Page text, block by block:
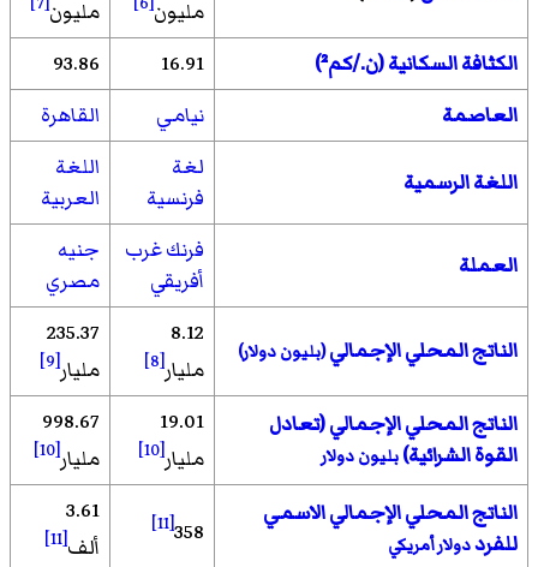
مليون
مليون
الكثافة السكانية (ن./كم²) 16.91
93.86
العاصمة
نيامي القاهرة
اللغة الرسمية
لغة
فرنسية
اللغة
العربية
العملة
فرنك غرب
أفريقي
جنيه
مصري
الناتج المحلي الإجمالي(بليون دولار)
8.12
مليار[8]
235.37
مليار[9]
الناتج المحلي الإجمالي (تعادل
القوة الشرائية)بليون دولار
19.01
مليار[10]
998.67
مليار[10]
الناتج المحلي الإجمالي الاسمي
للفرددولار أمريكي 358
[11]
3.61
ألف[11]